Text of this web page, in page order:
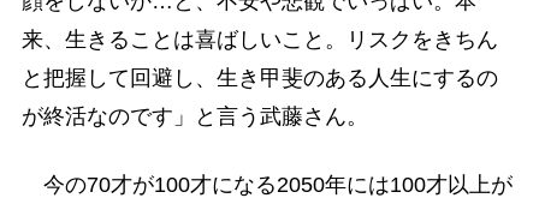
来、生きることは喜ばしいこと。リスクをきちん
と把握して回避し、生き甲斐のある人生にするの
が終活なのです」と言う武藤さん。
今の70才が100才になる2050年には100才以上が